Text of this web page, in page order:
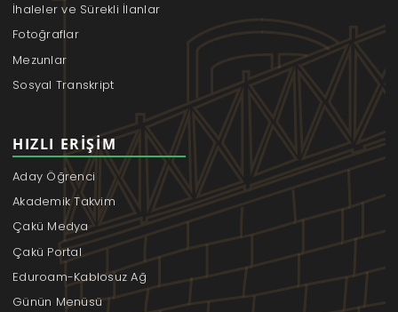
İhaleler ve Sürekli İlanlar
Fotoğraflar
Mezunlar
Sosyal Transkript
HIZLI ERIŞIM
Aday Öğrenci
Akademik Takvim
Çakü Medya
Çakü Portal
Eduroam-Kablosuz Ağ
Günün Menüsü